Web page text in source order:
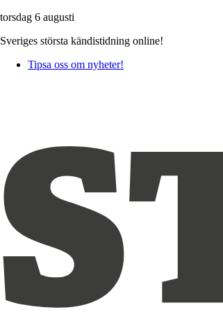
torsdag 6 augusti
Sveriges största kändistidning online!
Tipsa oss om nyheter!